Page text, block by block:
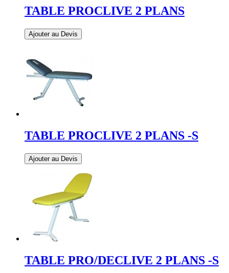
TABLE PROCLIVE 2 PLANS
Ajouter au Devis
TABLE PROCLIVE 2 PLANS -S
Ajouter au Devis
TABLE PRO/DECLIVE 2 PLANS -S